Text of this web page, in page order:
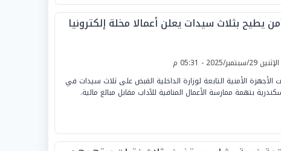
يطيح بثلاث سيدات يعلن أعمالا مخلة إلكترونيا
الإثنين 29/سبتمبر/2025 - 05:31 م
الأجهزة الأمنية التابعة لوزارة الداخلية القبض على ثلاث سيدات في
بتهمة ممارسة الأعمال المنافية للآداب مقابل مبالغ مالية.